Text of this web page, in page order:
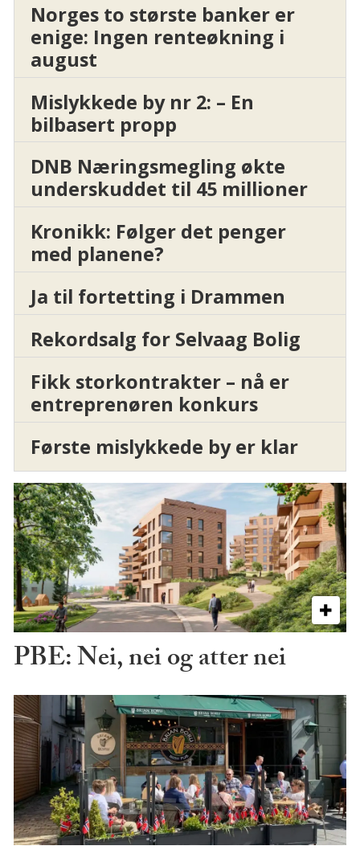
Norges to største banker er
enige: Ingen renteøkning i
august
Mislykkede by nr 2: – En
bilbasert propp
DNB Næringsmegling økte
underskuddet til 45 millioner
Kronikk: Følger det penger
med planene?
Ja til fortetting i Drammen
Rekordsalg for Selvaag Bolig
Fikk storkontrakter – nå er
entreprenøren konkurs
Første mislykkede by er klar
PBE: Nei, nei og atter nei